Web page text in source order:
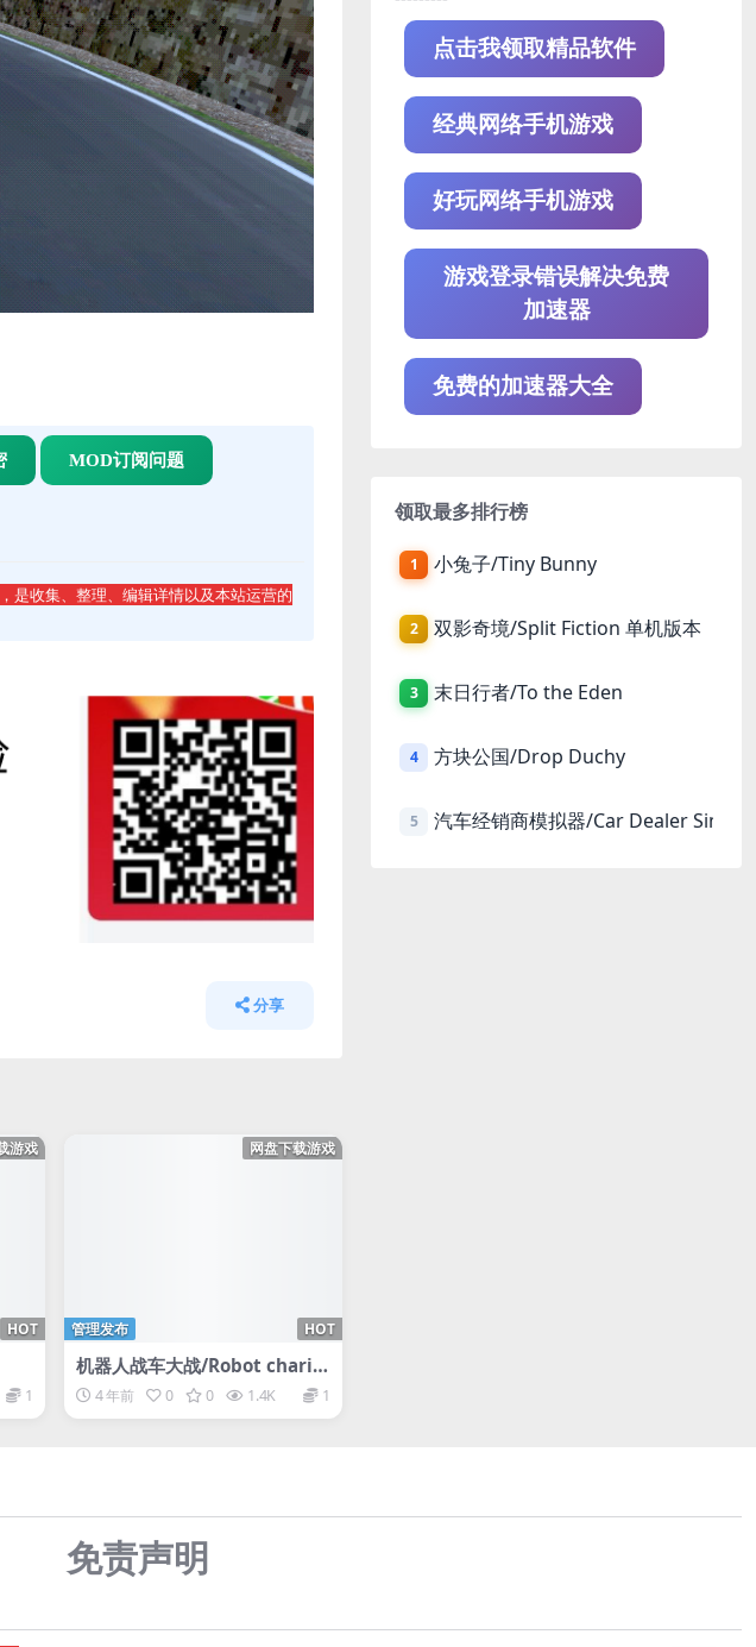
MOD订阅问题
是收集、整理、编辑详情以及本站运营的
分享
游戏
HOT
1
网盘下载游戏
HOT
管理发布
机器人战车大战/Robot chario
t battle
4 年前 0 0 1.4K 1
点击我领取精品软件
经典网络手机游戏
好玩网络手机游戏
游戏登录错误解决免费
加速器
免费的加速器大全
领取最多排行榜
1 小兔子/Tiny Bunny
2 双影奇境/Split Fiction 单机版本
3 末日行者/To the Eden
4 方块公国/Drop Duchy
5 汽车经销商模拟器/Car Dealer
免责声明